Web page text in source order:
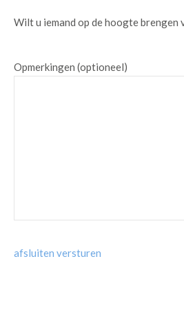
Wilt u iemand op de hoogte brengen
Opmerkingen (optioneel)
afsluiten versturen